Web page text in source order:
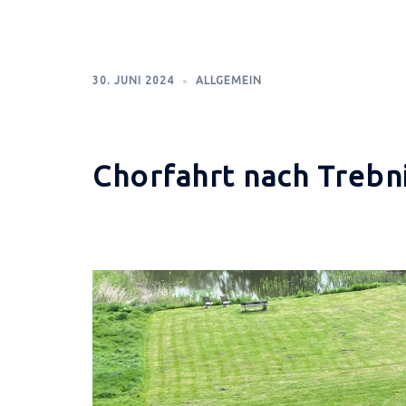
30. JUNI 2024 ALLGEMEIN
Chorfahrt nach